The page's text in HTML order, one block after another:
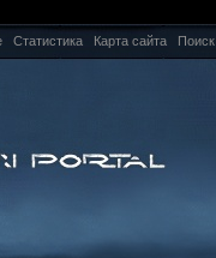
Статистика Карта сайта Поиск